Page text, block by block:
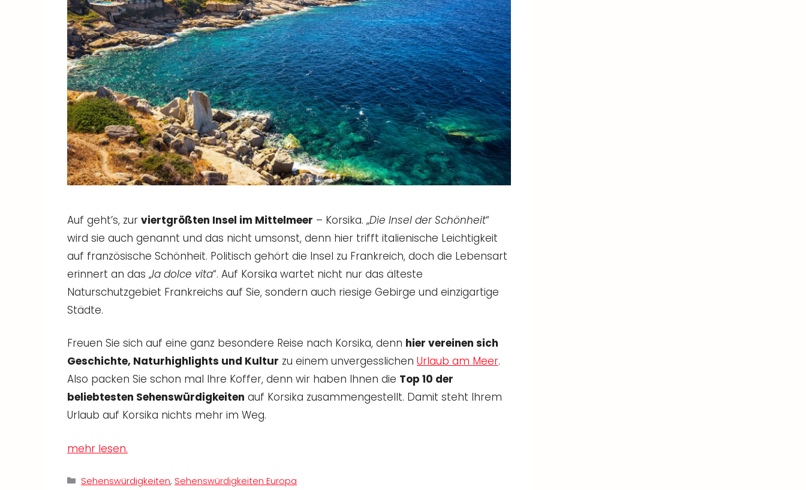
Auf geht’s, zur viertgrößten Insel im Mittelmeer – Korsika. „Die Insel der Schönheit“
wird sie auch genannt und das nicht umsonst, denn hier trifft italienische Leichtigkeit
auf französische Schönheit. Politisch gehört die Insel zu Frankreich, doch die Lebensart
erinnert an das „la dolce vita“. Auf Korsika wartet nicht nur das älteste
Naturschutzgebiet Frankreichs auf Sie, sondern auch riesige Gebirge und einzigartige
Städte.
Freuen Sie sich auf eine ganz besondere Reise nach Korsika, denn hier vereinen sich
Geschichte, Naturhighlights und Kultur zu einem unvergesslichen Urlaub am Meer.
Also packen Sie schon mal Ihre Koffer, denn wir haben Ihnen die Top 10 der
beliebtesten Sehenswürdigkeiten auf Korsika zusammengestellt. Damit steht Ihrem
Urlaub auf Korsika nichts mehr im Weg.
mehr lesen.
Kategorien
Sehenswürdigkeiten, Sehenswürdigkeiten Europa